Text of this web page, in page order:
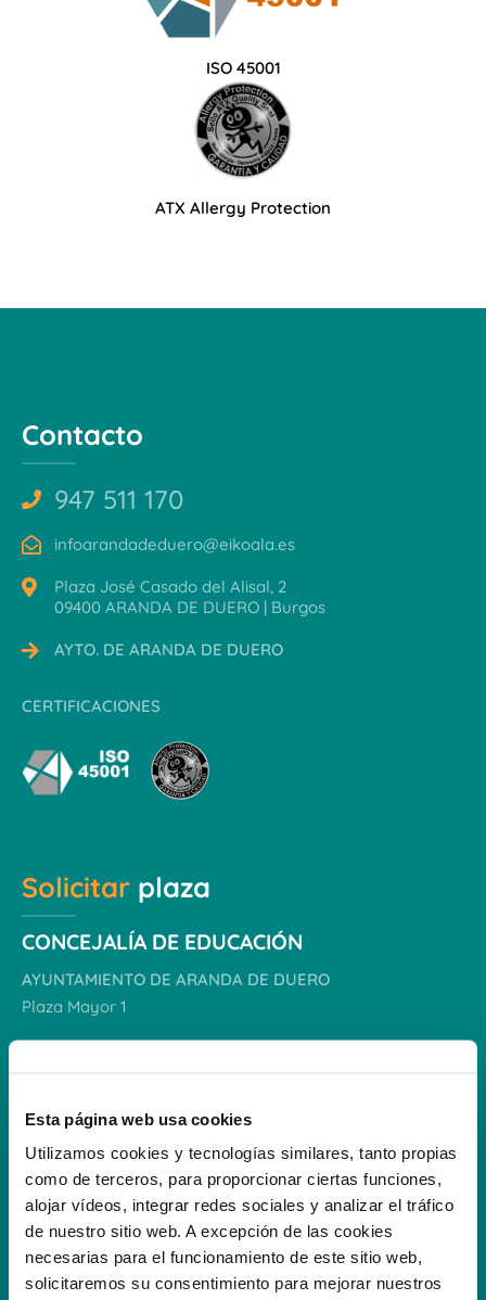
Esta página web usa cookies
Utilizamos cookies y tecnologías similares, tanto propias
como de terceros, para proporcionar ciertas funciones,
alojar vídeos, integrar redes sociales y analizar el tráfico
de nuestro sitio web. A excepción de las cookies
necesarias para el funcionamiento de este sitio web,
solicitaremos su consentimiento para mejorar nuestros
ISO 45001
ATX Allergy Protection
Contacto
947 511 170
infoarandadeduero@eikoala.es
Plaza José Casado del Alisal, 2
09400 ARANDA DE DUERO | Burgos
AYTO. DE ARANDA DE DUERO
CERTIFICACIONES
Solicitar plaza
CONCEJALÍA DE EDUCACIÓN
AYUNTAMIENTO DE ARANDA DE DUERO
Plaza Mayor 1
E-mail:educacion@arandadeduero.es
Horario de atención al público:
9,30 a 14,30(lunes a viernes)
VER DOCUMENTACIÓN